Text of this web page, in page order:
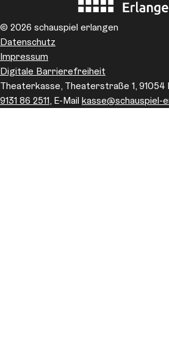
© 2026 schauspiel erlangen
Datenschutz
Impressum
Digitale Barrierefreiheit
Theaterkasse, Theaterstraße 1, 91054
9131 86 2511, E-Mail kasse@schauspiel-